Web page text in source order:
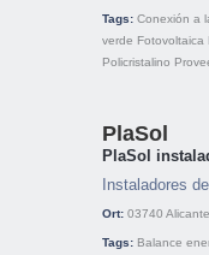
Tags: Conexión a
verde Fotovoltaica
Policristalino
PlaSol
PlaSol
Instaladores
Ort: 03740
Tags: Balance